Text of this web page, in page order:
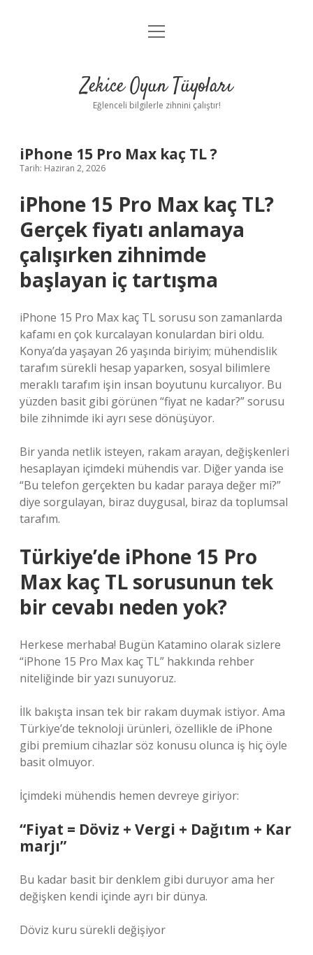
Anasayfa
Yasal Uyarı
menüyü
Zekice Oyun Tüyoları
Eğlenceli bilgilerle zihnini çalıştır!
iPhone 15 Pro Max kaç TL ?
Tarih: Haziran 2, 2026
iPhone 15 Pro Max kaç TL?
Gerçek fiyatı anlamaya
çalışırken zihnimde
başlayan iç tartışma
iPhone 15 Pro Max kaç TL sorusu son zamanlarda
kafamı en çok kurcalayan konulardan biri oldu.
Konya’da yaşayan 26 yaşında biriyim; mühendislik
tarafım sürekli hesap yaparken, sosyal bilimlere
meraklı tarafım işin insan boyutunu kurcalıyor. Bu
yüzden basit gibi görünen “fiyat ne kadar?” sorusu
bile zihnimde iki ayrı sese dönüşüyor.
Bir yanda netlik isteyen, rakam arayan, değişkenleri
hesaplayan içimdeki mühendis var. Diğer yanda ise
“Bu telefon gerçekten bu kadar paraya değer mi?”
diye sorgulayan, biraz duygusal, biraz da toplumsal
tarafım.
Türkiye’de iPhone 15 Pro
Max kaç TL sorusunun tek
bir cevabı neden yok?
Herkese merhaba! Bugün Katamino olarak sizlere
“iPhone 15 Pro Max kaç TL” hakkında rehber
niteliğinde bir yazı sunuyoruz.
İlk bakışta insan tek bir rakam duymak istiyor. Ama
Türkiye’de teknoloji ürünleri, özellikle de iPhone
gibi premium cihazlar söz konusu olunca iş hiç öyle
basit olmuyor.
İçimdeki mühendis hemen devreye giriyor:
“Fiyat = Döviz + Vergi + Dağıtım + Kar
marjı”
Bu kadar basit bir denklem gibi duruyor ama her
değişken kendi içinde ayrı bir dünya.
Döviz kuru sürekli değişiyor